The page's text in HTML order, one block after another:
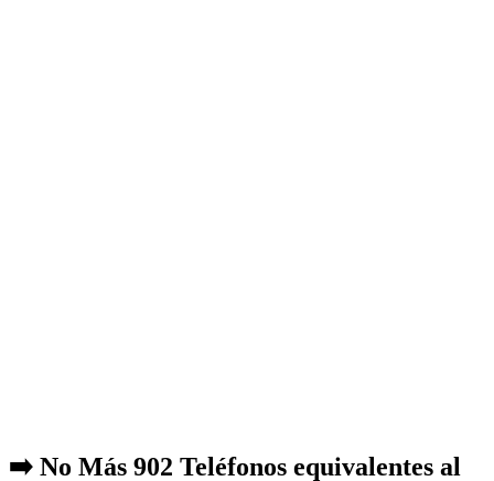
➡️ No Más 902 Teléfonos equivalentes al